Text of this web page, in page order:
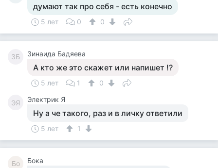
думают так про себя - есть конечно
5 лет 0 0
ЗБ Зинаида Бадяева
А кто же это скажет или напишет !?
5 лет 1 0
ЭЯ Электрик Я
Ну а че такого, раз и в личку ответили
5 лет 1
Бо Бока